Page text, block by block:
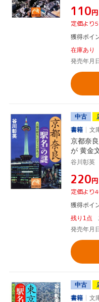
¥110円
定価より
獲得ポイ
在庫あり
発売年月
中古
書籍
文
京都奈
が 黄金
谷川彰英
¥220円
定価より
獲得ポイ
残り1点
発売年月
中古
書籍
文